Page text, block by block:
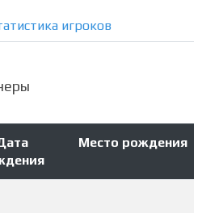
игроков
Место рождения